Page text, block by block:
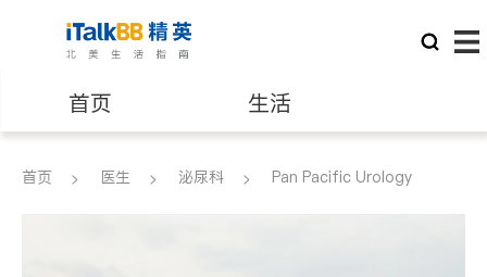
首页 生活
医生 律师
首页 医生 泌尿科 Pan Pacific Urology